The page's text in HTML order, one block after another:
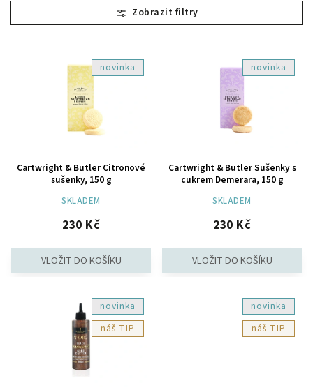
Nejlevnější
Nejdražší
Abecedně
novinka
Cartwright & Butler Citronové
sušenky, 150 g
SKLADEM
230 Kč
novinka
Cartwright & Butler Sušenky s
cukrem Demerara, 150 g
SKLADEM
230 Kč
novinka
TIP
novinka
TIP